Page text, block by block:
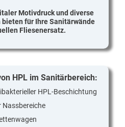
Motivdruck und diverse
für Ihre Sanitärwände
Fliesenersatz.
HPL im Sanitärbereich:
HPL-Beschichtung
Nassbereiche